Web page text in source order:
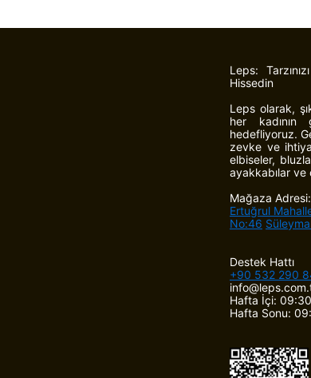
Leps:
Hissedin
Leps olarak,
her kadının
hedefliyoruz.
zevke ve
elbiseler,
ayakkabılar
Mağaza Adresi:
Ertuğrul
No:46
Destek Hattı
+90 532 290
Hafta İçi:
Hafta Sonu: